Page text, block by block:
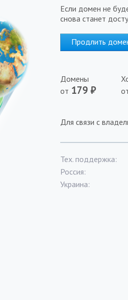
Если домен не
снова станет
Продлить
Домены
от
₽
Для связи с
Тех. поддержка:
Россия:
Украина: